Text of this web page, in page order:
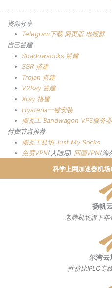
资源分享
Telegram下载 网页版 电报群
自己搭建
Shadowsocks 搭建
SSR 搭建
Trojan 搭建
V2Ray 搭建
Xray 搭建
Hysteria一键安装
搬瓦工 Bandwagon VPS服务器
付费节点推荐
搬瓦工机场 Just My Socks
免费VPN(大陆用) 回国VPN(海
科学上网加速器机
扬帆
老牌机场旗下年
尔湾云
性价比IPLC专